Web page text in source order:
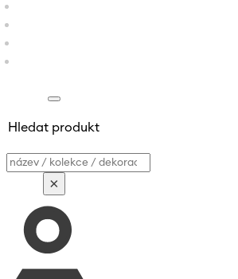
Hledat produkt
Vyhledávání
×